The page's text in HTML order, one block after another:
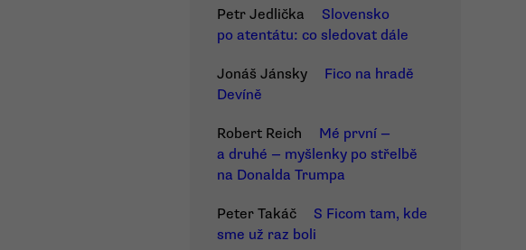
Petr Jedlička
Slovensko
po atentátu: co sledovat dále
Jonáš Jánsky
Fico na hradě
Devíně
Robert Reich
Mé první —
a druhé — myšlenky po střelbě
na Donalda Trumpa
Peter Takáč
S Ficom tam, kde
sme už raz boli